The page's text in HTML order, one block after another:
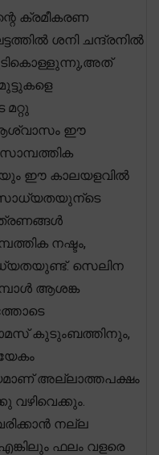
ക്രമീകരണ
ശനി ചന്ദ്രനിൽ
കുടികൊള്ളുന്നു,അത്
ആശ്വാസം ഈ
ഈ കാലയളവിൽ
നഷ്ടം,
സെലിന
ആശങ്ക
കുടുംബത്തിനും,
അല്ലാത്തപക്ഷം
വഴിവെക്കും.
നല്ല
ഫലം വളരെ